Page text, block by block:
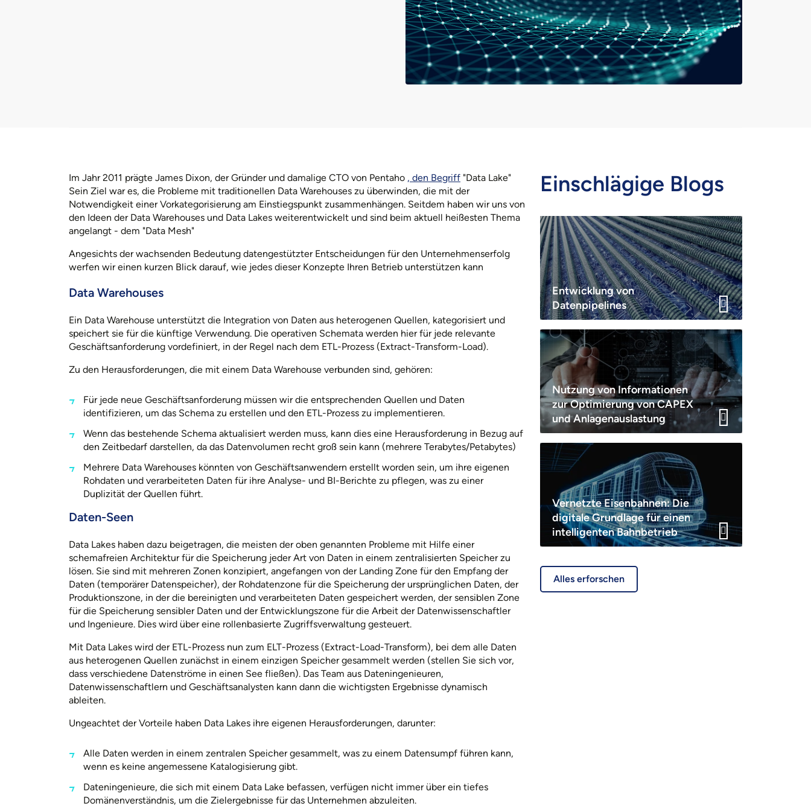
Im Jahr 2011 prägte James Dixon, der Gründer und damalige CTO von Pentaho , den Begriff "Data Lake"
Sein Ziel war es, die Probleme mit traditionellen Data Warehouses zu überwinden, die mit der
Notwendigkeit einer Vorkategorisierung am Einstiegspunkt zusammenhängen. Seitdem haben wir uns von
den Ideen der Data Warehouses und Data Lakes weiterentwickelt und sind beim aktuell heißesten Thema
angelangt - dem "Data Mesh"
Angesichts der wachsenden Bedeutung datengestützter Entscheidungen für den Unternehmenserfolg
werfen wir einen kurzen Blick darauf, wie jedes dieser Konzepte Ihren Betrieb unterstützen kann
Data Warehouses
Ein Data Warehouse unterstützt die Integration von Daten aus heterogenen Quellen, kategorisiert und
speichert sie für die künftige Verwendung. Die operativen Schemata werden hier für jede relevante
Geschäftsanforderung vordefiniert, in der Regel nach dem ETL-Prozess (Extract-Transform-Load).
Zu den Herausforderungen, die mit einem Data Warehouse verbunden sind, gehören:
Für jede neue Geschäftsanforderung müssen wir die entsprechenden Quellen und Daten
identifizieren, um das Schema zu erstellen und den ETL-Prozess zu implementieren.
Wenn das bestehende Schema aktualisiert werden muss, kann dies eine Herausforderung in Bezug auf
den Zeitbedarf darstellen, da das Datenvolumen recht groß sein kann (mehrere Terabytes/Petabytes)
Mehrere Data Warehouses könnten von Geschäftsanwendern erstellt worden sein, um ihre eigenen
Rohdaten und verarbeiteten Daten für ihre Analyse- und BI-Berichte zu pflegen, was zu einer
Duplizität der Quellen führt.
Daten-Seen
Data Lakes haben dazu beigetragen, die meisten der oben genannten Probleme mit Hilfe einer
schemafreien Architektur für die Speicherung jeder Art von Daten in einem zentralisierten Speicher zu
lösen. Sie sind mit mehreren Zonen konzipiert, angefangen von der Landing Zone für den Empfang der
Daten (temporärer Datenspeicher), der Rohdatenzone für die Speicherung der ursprünglichen Daten, der
Produktionszone, in der die bereinigten und verarbeiteten Daten gespeichert werden, der sensiblen Zone
für die Speicherung sensibler Daten und der Entwicklungszone für die Arbeit der Datenwissenschaftler
und Ingenieure. Dies wird über eine rollenbasierte Zugriffsverwaltung gesteuert.
Mit Data Lakes wird der ETL-Prozess nun zum ELT-Prozess (Extract-Load-Transform), bei dem alle Daten
aus heterogenen Quellen zunächst in einem einzigen Speicher gesammelt werden (stellen Sie sich vor,
dass verschiedene Datenströme in einen See fließen). Das Team aus Dateningenieuren,
Datenwissenschaftlern und Geschäftsanalysten kann dann die wichtigsten Ergebnisse dynamisch
ableiten.
Ungeachtet der Vorteile haben Data Lakes ihre eigenen Herausforderungen, darunter:
Alle Daten werden in einem zentralen Speicher gesammelt, was zu einem Datensumpf führen kann,
wenn es keine angemessene Katalogisierung gibt.
Dateningenieure, die sich mit einem Data Lake befassen, verfügen nicht immer über ein tiefes
Domänenverständnis, um die Zielergebnisse für das Unternehmen abzuleiten.
Einschlägige Blogs
Entwicklung von
Datenpipelines
Nutzung von Informationen
zur Optimierung von CAPEX
und Anlagenauslastung
Vernetzte Eisenbahnen: Die
digitale Grundlage für einen
intelligenten Bahnbetrieb
Alles erforschen